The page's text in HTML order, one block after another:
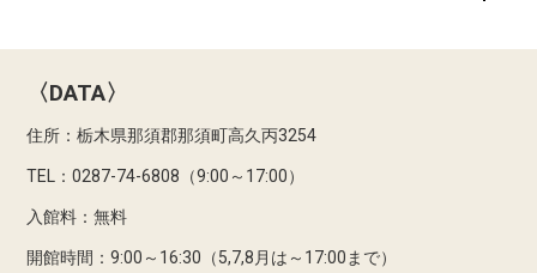
〈DATA〉
住所：栃木県那須郡那須町高久丙3254
TEL：0287-74-6808（9:00～17:00）
入館料：無料
開館時間：9:00～16:30（5,7,8月は～17:00まで）